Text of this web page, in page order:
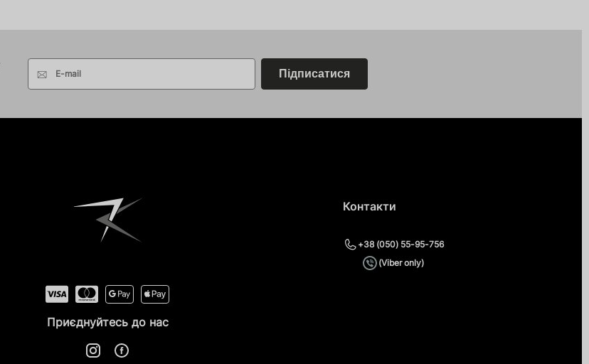
E-mail Підписатися
Приєднуйтесь до нас
Контакти
+38 (050) 55-95-756
(Viber only)